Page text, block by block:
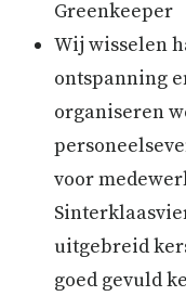
Greenkeeper
Wij wisselen
ontspanning
organiseren
voor
uitgebreid
goed gevuld